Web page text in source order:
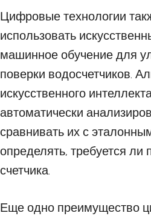
Цифровые технологии
использовать
машинное обучение для
поверки водосчетчиков.
искусственного
автоматически
сравнивать их с
определять, требуется ли
счетчика.
Еще одно преимущество